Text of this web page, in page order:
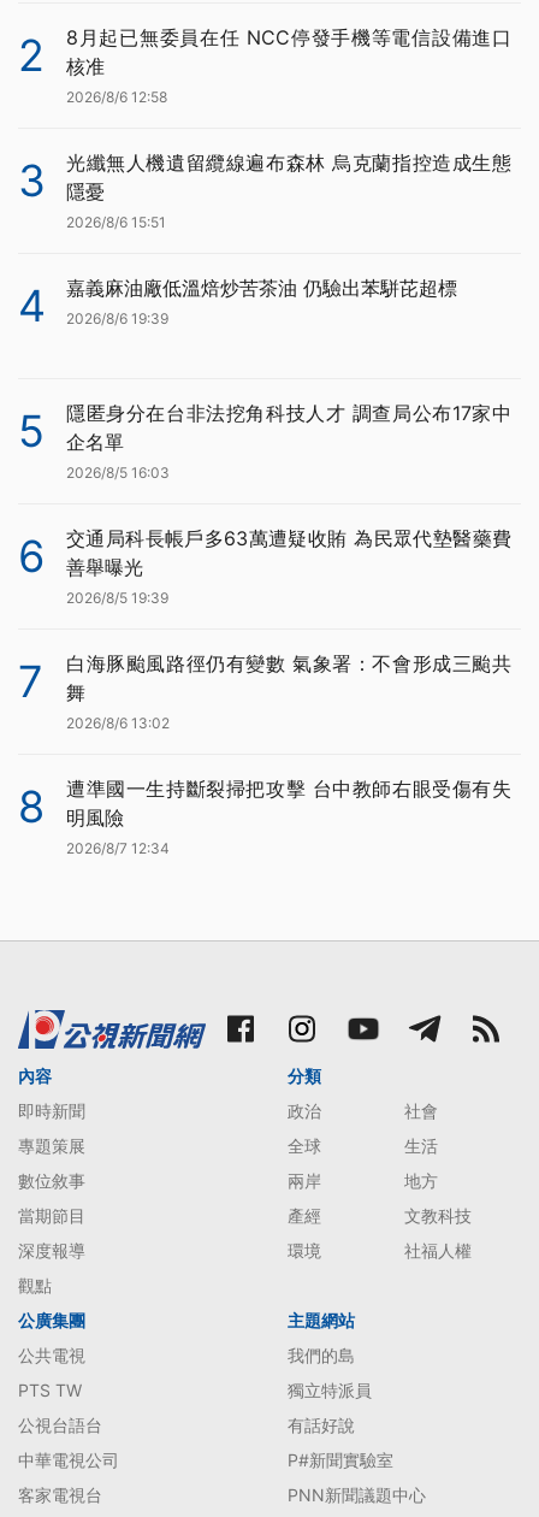
2
8月起已無委員在任 NCC停發手機等電信設備進口
核准
2026/8/6 12:58
3
光纖無人機遺留纜線遍布森林 烏克蘭指控造成生態
隱憂
2026/8/6 15:51
4 嘉義麻油廠低溫焙炒苦茶油 仍驗出苯駢芘超標
2026/8/6 19:39
5
隱匿身分在台非法挖角科技人才 調查局公布17家中
企名單
2026/8/5 16:03
6
交通局科長帳戶多63萬遭疑收賄 為民眾代墊醫藥費
善舉曝光
2026/8/5 19:39
7
白海豚颱風路徑仍有變數 氣象署：不會形成三颱共
舞
2026/8/6 13:02
8
遭準國一生持斷裂掃把攻擊 台中教師右眼受傷有失
明風險
2026/8/7 12:34
內容
即時新聞
專題策展
數位敘事
當期節目
深度報導
觀點
分類
政治
社會
全球
生活
兩岸
地方
產經
文教科技
環境
社福人權
公廣集團
公共電視
PTS TW
公視台語台
中華電視公司
客家電視台
主題網站
我們的島
獨立特派員
有話好說
P#新聞實驗室
PNN新聞議題中心